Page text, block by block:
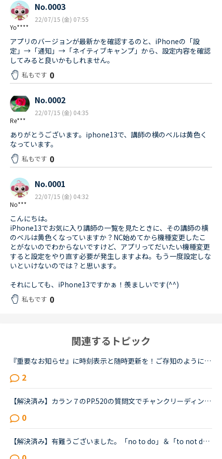
Yo****
No.0003
22/07/15 (金) 07:55
アプリのバージョンが最新かを確認するのと、iPhoneの「設
定」→「通知」→「ネイティブキャンプ」から、設定内容を確認
してみると良いかもしれません。
私もです 0
Re***
No.0002
22/07/15 (金) 04:35
ありがとうございます。iphone13で、講師の横のベルは黄色く
なっています。
私もです 0
No***
No.0001
22/07/15 (金) 04:32
こんにちは。
iPhone13でお気に入り講師の一覧を見たときに、その講師の横
のベルは黄色くなっていますか？NC始めてから機種変更したこ
とがないのでわからないですけど、アプリってだいたい機種変更
すると設定をやり直す必要が発生しますよね。もう一度設定しな
いといけないのでは？と思います。
それにしても、iPhone13ですかぁ！羨ましいです(^^)
私もです 0
関連するトピック
『重要なお知らせ』に時刻表示と随時更新を！ご存知のように、本日(8/23)大規模なシステム障害により長い間レッスンが受けられない状態が続きました。トップページには現在システム障害が発生ししている旨、また...
2
【解決済み】カラン７のPP.520の質問文でチャンクリーディングについて教えてください。Do you think parents should have some control over the education of their children?私は練習の時には以下のように区切...
0
【解決済み】有難うございました。「no to do」＆「to not do」で検索したらわらわら出てきました。-----to-不定詞を否定するneverの挿入位置について。デイリーニュースの、[Level 3-5] No Water? Big Problemに...